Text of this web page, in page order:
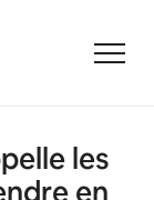
les
en